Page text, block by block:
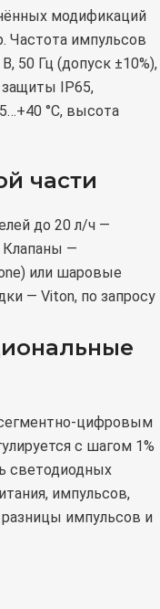
модификаций
Частота импульсов
50 Гц (допуск ±10%),
защиты IP65,
°C, высота
части
до 20 л/ч —
Клапаны —
или шаровые
— Viton, по запросу
цифровым
с шагом 1%
светодиодных
импульсов,
импульсов и